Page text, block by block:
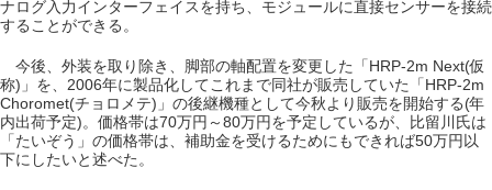
ナログ入力インターフェイスを持ち、モジュールに直接センサーを接続
することができる。
今後、外装を取り除き、脚部の軸配置を変更した「HRP-2m Next(仮
称)」を、2006年に製品化してこれまで同社が販売していた「HRP-2m
Choromet(チョロメテ)」の後継機種として今秋より販売を開始する(年
内出荷予定)。価格帯は70万円～80万円を予定しているが、比留川氏は
「たいぞう」の価格帯は、補助金を受けるためにもできれば50万円以
下にしたいと述べた。